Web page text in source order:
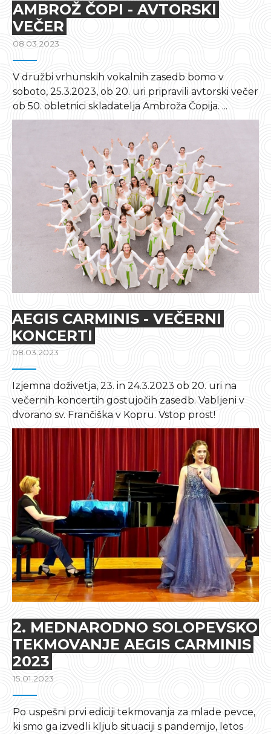
AMBROŽ ČOPI - AVTORSKI
VEČER
08.03.2023
V družbi vrhunskih vokalnih zasedb bomo v
soboto, 25.3.2023, ob 20. uri pripravili avtorski večer
ob 50. obletnici skladatelja Ambroža Čopija. ...
AEGIS CARMINIS - VEČERNI
KONCERTI
08.03.2023
Izjemna doživetja, 23. in 24.3.2023 ob 20. uri na
večernih koncertih gostujočih zasedb. Vabljeni v
dvorano sv. Frančiška v Kopru. Vstop prost!
2. MEDNARODNO SOLOPEVSKO
TEKMOVANJE AEGIS CARMINIS
2023
15.01.2023
Po uspešni prvi ediciji tekmovanja za mlade pevce,
ki smo ga izvedli kljub situaciji s pandemijo, letos